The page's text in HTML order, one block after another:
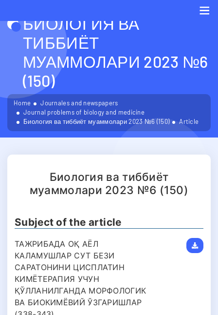
БИОЛОГИЯ ВА
ТИББИЁТ
МУАММОЛАРИ 2023 №6
(150)
Home
Journales and newspapers
Journal problems of biology and medicine
Биология ва тиббиёт муаммолари 2023 №6 (150)
Article
Биология ва тиббиёт
муаммолари 2023 №6 (150)
Subject of the article
ТАЖРИБАДА ОҚ АЁЛ
КАЛАМУШЛАР СУТ БЕЗИ
САРАТОНИНИ ЦИСПЛАТИН
КИМЁТЕРАПИЯ УЧУН
ҚЎЛЛАНИЛГАНДА МОРФОЛОГИК
ВА БИОКИМЁВИЙ ЎЗГАРИШЛАР